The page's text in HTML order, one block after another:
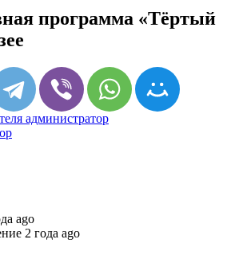
программа «Тёртый
ago
2 года ago